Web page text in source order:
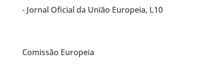
- Jornal Oficial da União Europeia, L10
Comissão Europeia